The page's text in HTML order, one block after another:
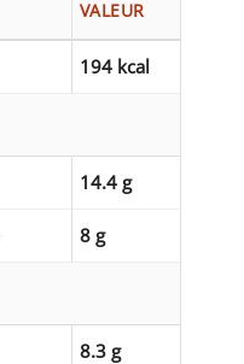
VALEUR
194 kcal
14.4 g
8 g
8.3 g